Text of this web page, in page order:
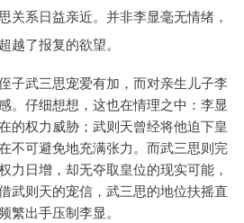
关系日益亲近。并非李显毫无情绪，
越了报复的欲望。
子武三思宠爱有加，而对亲生儿子李
。仔细想想，这也在情理之中：李显
的权力威胁；武则天曾经将他迫下皇
不可避免地充满张力。而武三思则完
力日增，却无夺取皇位的现实可能，
武则天的宠信，武三思的地位扶摇直
繁出手压制李显。